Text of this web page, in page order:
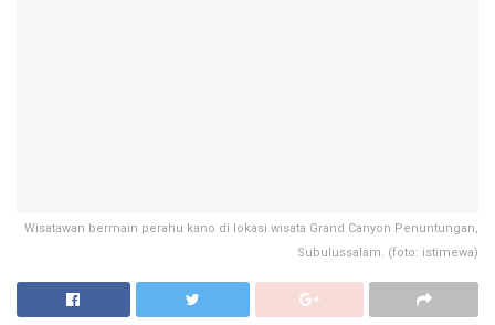
Wisatawan bermain perahu kano di lokasi wisata Grand Canyon Penuntungan,
Subulussalam. (foto: istimewa)